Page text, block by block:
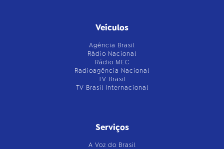
Veículos
Agência Brasil
Rádio Nacional
Rádio MEC
Radioagência Nacional
TV Brasil
TV Brasil Internacional
Serviços
A Voz do Brasil